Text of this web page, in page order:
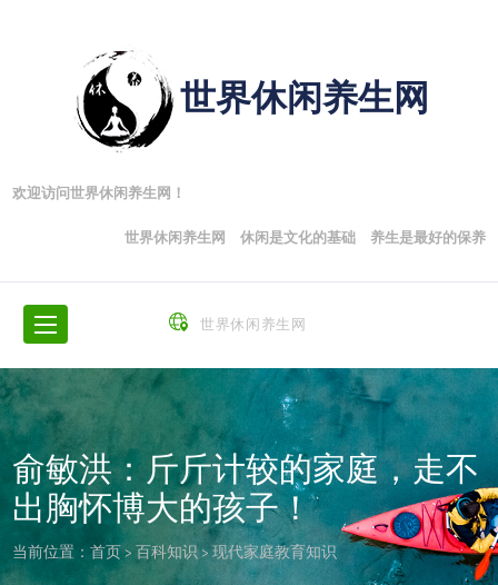
世界休闲养生网
欢迎访问世界休闲养生网！
世界休闲养生网 休闲是文化的基础 养生是最好的保养
世界休闲养生网
俞敏洪：斤斤计较的家庭，走不
出胸怀博大的孩子！
当前位置：首页>百科知识>现代家庭教育知识